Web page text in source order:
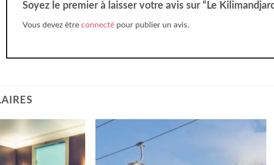
Soyez le premier à laisser votre avis sur “Le
Vous devez être connecté pour publier un avis.